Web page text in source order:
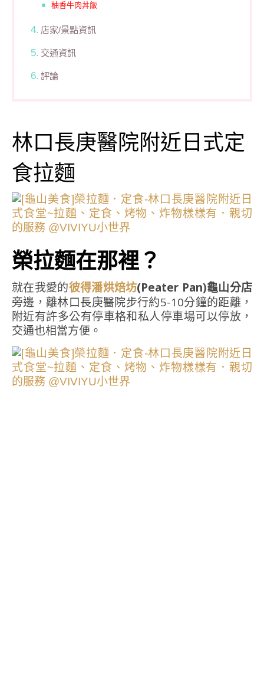
柚香牛肉丼飯
店家/景點資訊
交通資訊
評論
林口長庚醫院附近日式定
食拉麵
榮拉麵在那裡？
就在我愛的彼得潘烘焙坊(Peater Pan)龜山分店
旁邊，離林口長庚醫院步行約5-10分鐘的距離，
附近有許多公有停車格和私人停車場可以停放，
交通也相當方便。